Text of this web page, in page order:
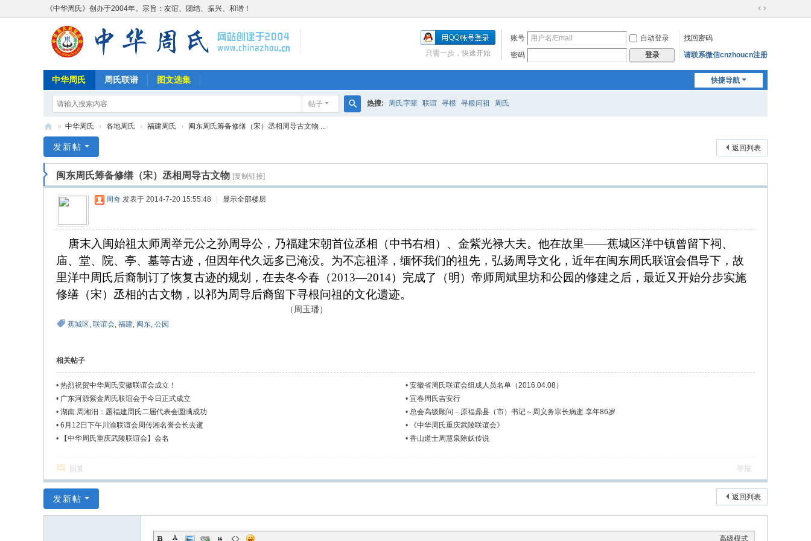
《中华周氏》创办于2004年。宗旨：友谊、团结、振兴、和谐！
切
宽
账号 自动登录
找回密码
密码
登录 请联系微信cnzhoucn注册
只需一步，快速开始
快捷导航
中华周氏 周氏联谱 图文选集
帖子 热搜: 周氏字辈 联谊 寻根 寻根问祖 周氏
中
华
团
» 中华周氏 › 各地周氏 › 福建周氏 › 闽东周氏筹备修缮（宋）丞相周导古文物 ...
返回列表
发新帖
闽东周氏筹备修缮（宋）丞相周导古文物 [复制链接]
周奇 发表于 2014-7-20 15:55:48 显示全部楼层
唐末入闽始祖太师周举元公之孙周导公，乃福建宋朝首位丞相（中书右相）、金紫光禄大夫。他在故里——蕉城区洋中镇曾留下祠、
庙、堂、院、亭、墓等古迹，但因年代久远多已淹没。为不忘祖泽，缅怀我们的祖先，弘扬周导文化，近年在闽东周氏联谊会倡导下，故
里洋中周氏后裔制订了恢复古迹的规划，在去冬今春（2013—2014）完成了（明）帝师周斌里坊和公园的修建之后，最近又开始分步实施
修缮（宋）丞相的古文物，以祁为周导后裔留下寻根问祖的文化遗迹。
（周玉璠）
蕉城区, 联谊会, 福建, 闽东, 公园
相关帖子
• 热烈祝贺中华周氏安徽联谊会成立！ • 安徽省周氏联谊会组成人员名单（2016.04.08）
• 广东河源紫金周氏联谊会于今日正式成立 • 宜春周氏吉安行
• 湖南.周湘汨：题福建周氏二届代表会圆满成功 • 总会高级顾问－原福鼎县（市）书记～周义务宗长病逝 享年86岁
• 6月12日下午川渝联谊会周传湘名誉会长去逝 •
《中华周氏重庆武陵联谊会》
•
【中华周氏重庆武陵联谊会】会名 • 香山道士周慧泉除妖传说
回复 举报
返回列表
发新帖
高级模式